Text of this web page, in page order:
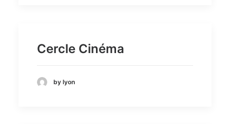
Cercle Cinéma
by lyon